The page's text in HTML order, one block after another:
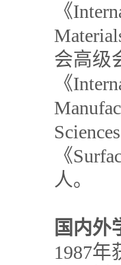
《
会高级
《
《
人。
国内外
1987年